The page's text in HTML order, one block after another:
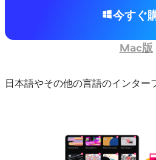
今すぐ
Mac版
日本語やその他の言語のインター